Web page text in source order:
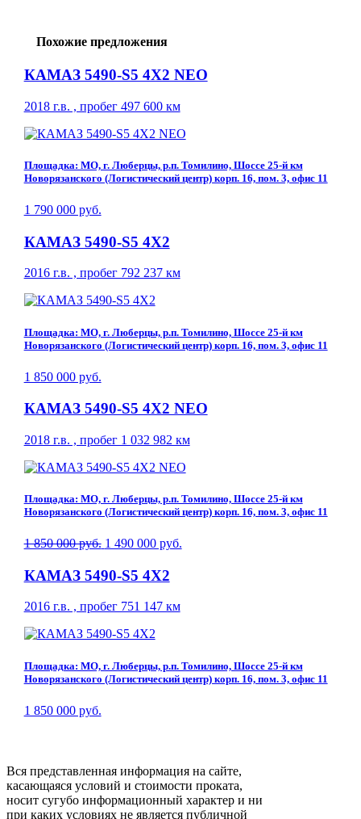
Похожие предложения
КАМАЗ 5490-S5 4Х2 NEO
2018 г.в. , пробег 497 600 км
Площадка: МО, г. Люберцы, р.п. Томилино, Шоссе 25-й км
Новорязанского (Логистический центр) корп. 16, пом. 3, офис 11
1 790 000 руб.
КАМАЗ 5490-S5 4Х2
2016 г.в. , пробег 792 237 км
Площадка: МО, г. Люберцы, р.п. Томилино, Шоссе 25-й км
Новорязанского (Логистический центр) корп. 16, пом. 3, офис 11
1 850 000 руб.
КАМАЗ 5490-S5 4Х2 NEO
2018 г.в. , пробег 1 032 982 км
Площадка: МО, г. Люберцы, р.п. Томилино, Шоссе 25-й км
Новорязанского (Логистический центр) корп. 16, пом. 3, офис 11
1 850 000 руб. 1 490 000 руб.
КАМАЗ 5490-S5 4Х2
2016 г.в. , пробег 751 147 км
Площадка: МО, г. Люберцы, р.п. Томилино, Шоссе 25-й км
Новорязанского (Логистический центр) корп. 16, пом. 3, офис 11
1 850 000 руб.
Вся представленная информация на сайте,
касающаяся условий и стоимости проката,
носит сугубо информационный характер и ни
при каких условиях не является публичной